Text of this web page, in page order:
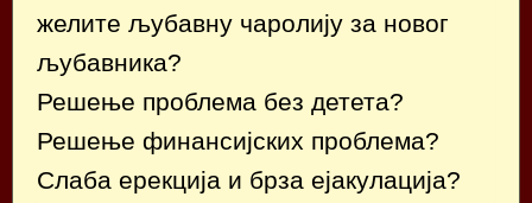
желите љубавну чаролију за новог
љубавника?
Решење проблема без детета?
Решење финансијских проблема?
Слаба ерекција и брза ејакулација?